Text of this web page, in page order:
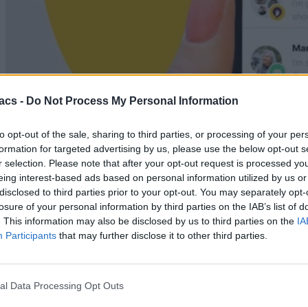
- Do Not Process My Personal Information
opt-out of the sale, sharing to third parties, or processing of your
for targeted advertising by us, please use the below opt-out
selection. Please note that after your opt-out request is processed
interest-based ads based on personal information utilized by us
to third parties prior to your opt-out. You may separately
of your personal information by third parties on the IAB’s list of
This information may also be disclosed by us to third parties on the
Participants that may further disclose it to other third parties.
Data Processing Opt Outs
Sunbird: Κάνει το ντεμπούτο του στο Android και
φέρνει το iMessage
05/08/2026